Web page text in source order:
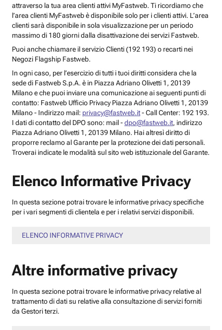
attraverso la tua area clienti attivi MyFastweb. Ti ricordiamo che
l’area clienti MyFastweb è disponibile solo per i clienti attivi. L’area
clienti sarà disponibile in sola visualizzazione per un periodo
massimo di 180 giorni dalla disattivazione dei servizi Fastweb.
Puoi anche chiamare il servizio Clienti (192 193) o recarti nei
Negozi Flagship Fastweb.
In ogni caso, per l’esercizio di tutti i tuoi diritti considera che la
sede di Fastweb S.p.A. è in Piazza Adriano Olivetti 1, 20139
Milano e che puoi inviare una comunicazione ai seguenti punti di
contatto: Fastweb Ufficio Privacy Piazza Adriano Olivetti 1, 20139
Milano - Indirizzo mail: privacy@fastweb.it- Call Center: 192 193.
I dati di contatto del DPO sono: mail -dpo@fastweb.it, indirizzo
Piazza Adriano Olivetti 1, 20139 Milano. Hai altresì diritto di
proporre reclamo al Garante per la protezione dei dati personali.
Troverai indicate le modalità sul sito web istituzionale del Garante.
Elenco Informative Privacy
In questa sezione potrai trovare le informative privacy specifiche
per i vari segmenti di clientela e per i relativi servizi disponibili.
ELENCO INFORMATIVE PRIVACY
Altre informative privacy
In questa sezione potrai trovare le informative privacy relative al
trattamento di dati su relative alla consultazione di servizi forniti
da Gestori terzi.